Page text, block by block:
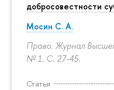
добросовестности
Мосин С. А.
Право. Журнал
№ 1. С. 27-45.
Статья